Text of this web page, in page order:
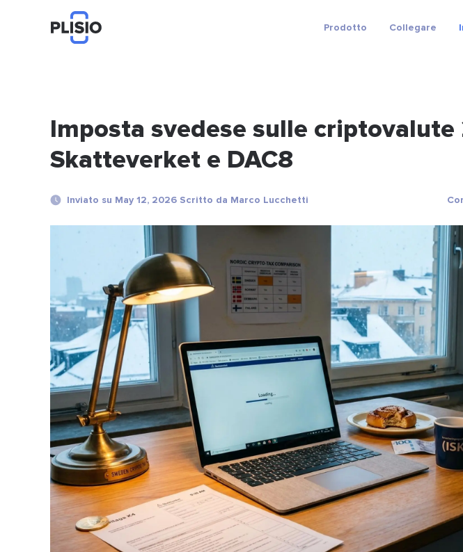
Prodotto Collegare
Imposta svedese sulle criptovalute
Skatteverket e DAC8
Inviato su May 12, 2026 Scritto da Marco Lucchetti